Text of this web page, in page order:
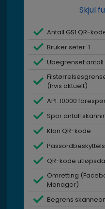
Skjul
Antall GS1 QR-
Bruker seter: 1
Ubegrenset
(hvis aktuelt)
API: 10000
Spor antall
Klon QR-kode
QR-kode
Omretting
Manager)
Begrens